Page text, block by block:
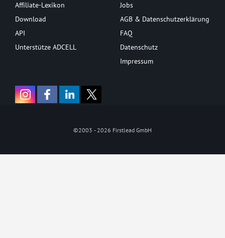
Affiliate-Lexikon
Download
API
Unterstütze ADCELL
Jobs
AGB & Datenschutzerklärung
FAQ
Datenschutz
Impressum
©2003 - 2026 Firstlead GmbH